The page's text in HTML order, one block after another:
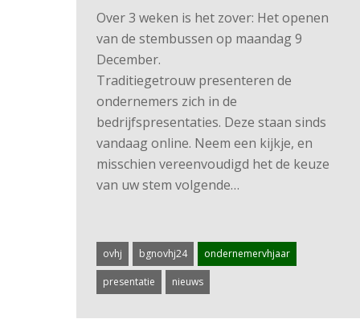
Over 3 weken is het zover: Het openen
van de stembussen op maandag 9
December.
Traditiegetrouw presenteren de
ondernemers zich in de
bedrijfspresentaties. Deze staan sinds
vandaag online. Neem een kijkje, en
misschien vereenvoudigd het de keuze
van uw stem volgende…
ovhj bgnovhj24 ondernemervhjaar
presentatie nieuws